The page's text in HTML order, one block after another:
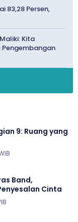
83,28 Persen,
Kita
Pengembangan
9: Ruang yang
Band,
Cinta